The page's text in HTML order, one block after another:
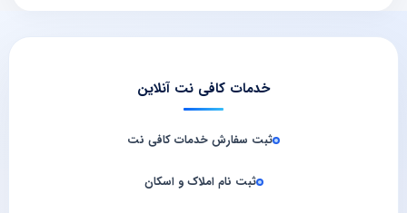
خدمات کافی نت آنلاین
ثبت سفارش خدمات کافی‌ نت
ثبت نام املاک و اسکان